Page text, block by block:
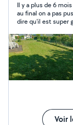
Il y a plus de 6 mois
au final on a pas
dire qu'il est super
Voir